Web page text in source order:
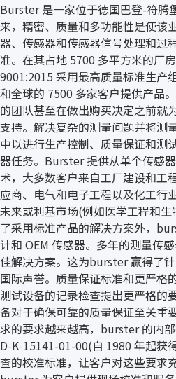
Burster 是一家位于德国巴登-符腾
来，精密、质量和多功能性是使该
器、传感器和传感器信号处理和过
准。在其占地 5700 多平方米的厂
9001:2015 采用最高质量标准生产
和全球的 7500 多家客户提供产品
的团队甚至在做出购买决定之前就
支持。解决复杂的测量问题并将测
中以进行生产控制、质量保证和测
器任务。Burster 提供从单个传感
术，大多数客户来自工厂建设和工
应商、电气和电子工程以及化工行
未来或利基市场(例如医学工程和
了采用标准产品的解决方案外，
计和 OEM 传感器。多年的测量传
佳解决方案。这为burster 赢得了
国际声誉。质量保证标准和更严格
测试设备的记录检查提出更严格的
备对于确保可靠的质量保证至关重
求的要求越来越高，burster 的内
D‑K‑15141-01-00(自 1980 年起获
查的校准标准，让客户对这些要求